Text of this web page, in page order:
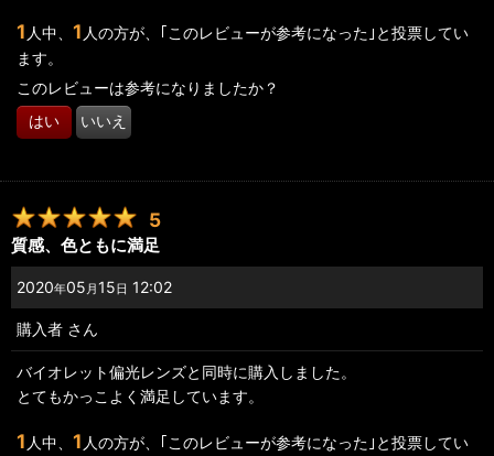
1 人中、 1 人の方が、｢このレビューが参考になった｣と投票してい
ます。
このレビューは参考になりましたか？
はい いいえ
5
質感、色ともに満足
2020年05 月 15日 12:02
購入者 さん
バイオレット偏光レンズと同時に購入しました。
とてもかっこよく満足しています。
1 人中、 1 人の方が、｢このレビューが参考になった｣と投票してい